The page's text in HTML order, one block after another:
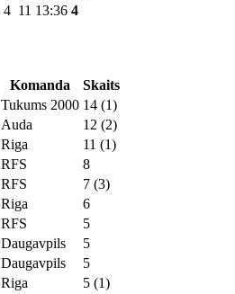
4 11 13:36 4
Komanda
Skaits
Tukums 2000 14 (1)
Auda
12 (2)
Riga
11 (1)
RFS
8
RFS
7 (3)
Riga
6
RFS
5
Daugavpils
5
Daugavpils
5
Riga
5 (1)